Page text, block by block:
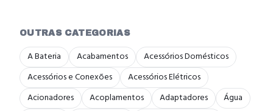
OUTRAS CATEGORIAS
A Bateria Acabamentos
Acessórios Domésticos
Acessórios e Conexões
Acessórios Elétricos
Acionadores
Acoplamentos Adaptadores
Água